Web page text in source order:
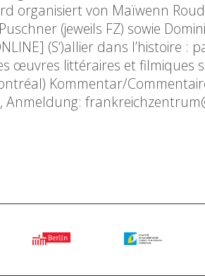
organisiert von Maïwenn
(jeweils FZ) sowie
(S‘)allier dans l’histoire :
œuvres littéraires et filmiques
Kommentar/
Anmeldung: